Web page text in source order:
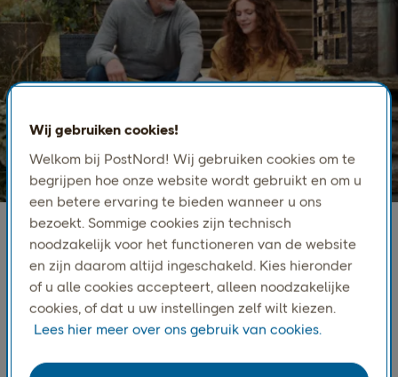
Kleine pakketten verzenden naar
Zweden en Noorwegen
PostNord Home Small is ontworpen voor lichte e-
eenvoudige manier om consumenten in Zweden en
Wij gebruiken cookies!
Welkom bij PostNord! Wij gebruiken cookies om te
begrijpen hoe onze website wordt gebruikt en om u
een betere ervaring te bieden wanneer u ons
bezoekt. Sommige cookies zijn technisch
noodzakelijk voor het functioneren van de website
en zijn daarom altijd ingeschakeld. Kies hieronder
of u alle cookies accepteert, alleen noodzakelijke
cookies, of dat u uw instellingen zelf wilt kiezen.
Lees hier meer over ons gebruik van cookies.